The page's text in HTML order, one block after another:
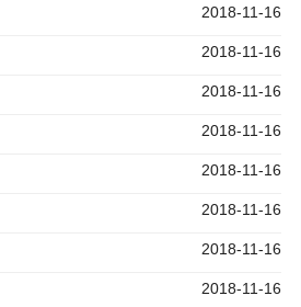
2018-11-16
2018-11-16
2018-11-16
2018-11-16
2018-11-16
2018-11-16
2018-11-16
2018-11-16